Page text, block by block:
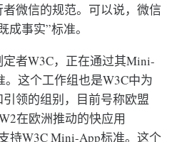
微信的规范。可以说，微信
事实”标准。
者W3C，正在通过其Mini-
这个工作组也是W3C中为
领的组别，目前号称欧盟
在欧洲推动的快应用
持W3C Mini-App标准。这个